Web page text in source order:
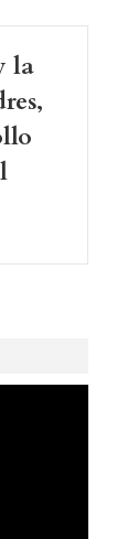
la